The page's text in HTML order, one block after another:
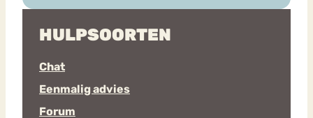
HULPSOORTEN
Chat
Eenmalig advies
Forum